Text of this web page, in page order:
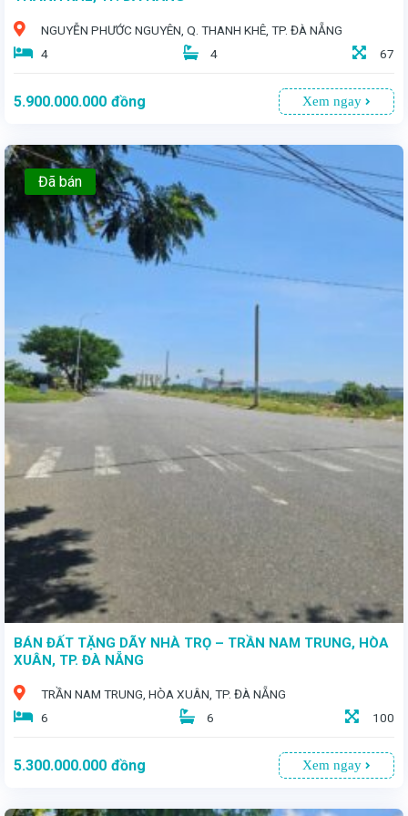
NGUYỄN PHƯỚC NGUYÊN, Q. THANH KHÊ, TP. ĐÀ NẴNG
4
4 67
5.900.000.000 đồng Xem ngay
Đã bán
BÁN ĐẤT TẶNG DÃY NHÀ TRỌ – TRẦN NAM TRUNG, HÒA
XUÂN, TP. ĐÀ NẴNG
TRẦN NAM TRUNG, HÒA XUÂN, TP. ĐÀ NẴNG
6
6 100
5.300.000.000 đồng Xem ngay